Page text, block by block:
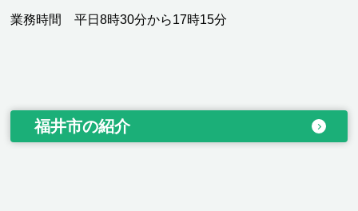
業務時間 平日8時30分から17時15分
福井市の紹介